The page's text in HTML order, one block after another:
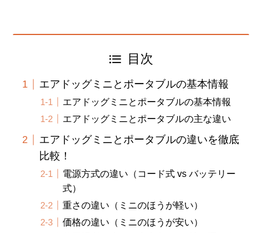
目次
エアドッグミニとポータブルの基本情報
エアドッグミニとポータブルの基本情報
エアドッグミニとポータブルの主な違い
エアドッグミニとポータブルの違いを徹底
比較！
電源方式の違い（コード式 vs バッテリー
式）
重さの違い（ミニのほうが軽い）
価格の違い（ミニのほうが安い）